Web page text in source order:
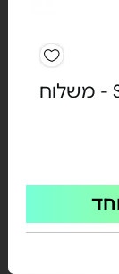
גוזם גדר חיה SKIL - משלוח